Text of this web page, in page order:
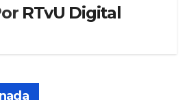
RTvU Digital